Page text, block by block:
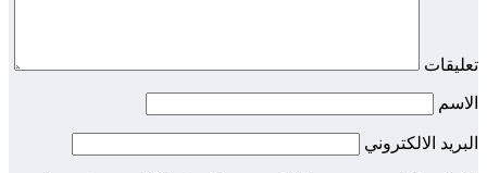
الالكتروني